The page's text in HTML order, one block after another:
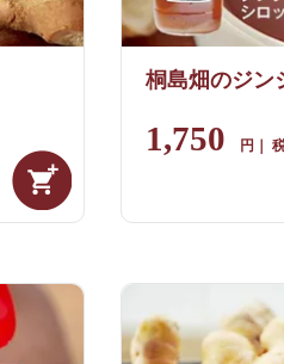
桐島畑のジン
1,750